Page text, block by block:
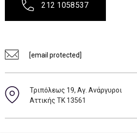
212 1058537
[email protected]
Τριπόλεως 19, Αγ. Ανάργυροι
Αττικής ΤΚ 13561